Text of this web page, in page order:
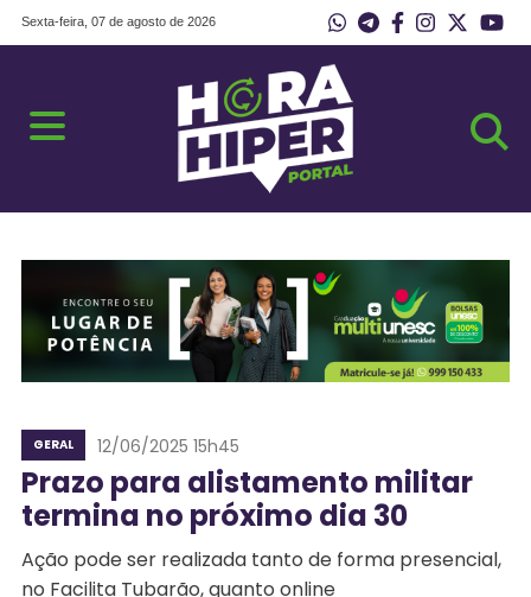
Sexta-feira, 07 de agosto de 2026
GERAL 12/06/2025 15h45
Prazo para alistamento militar
termina no próximo dia 30
Ação pode ser realizada tanto de forma presencial,
no Facilita Tubarão, quanto online